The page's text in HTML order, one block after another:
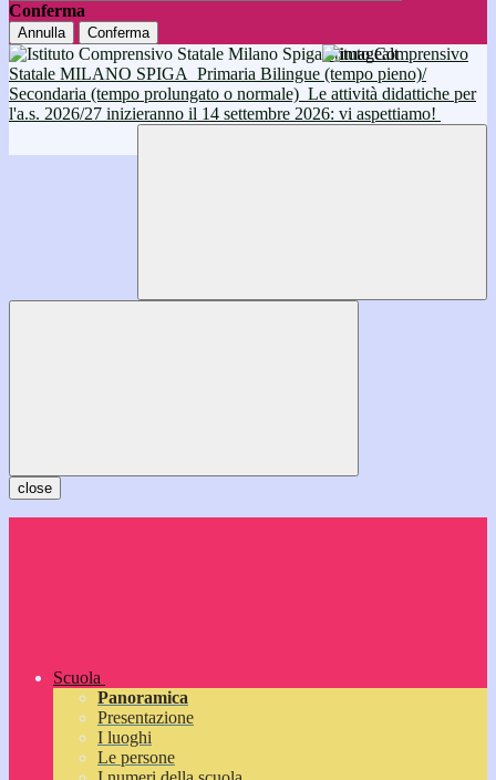
Conferma
Annulla Conferma
Istituto Comprensivo
Statale MILANO SPIGA Primaria Bilingue (tempo pieno)/
Secondaria (tempo prolungato o normale) Le attività didattiche per
l'a.s. 2026/27 inizieranno il 14 settembre 2026: vi aspettiamo!
close
Scuola
Panoramica
Presentazione
I luoghi
Le persone